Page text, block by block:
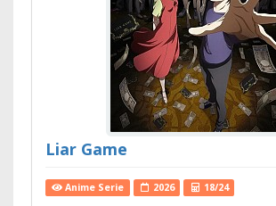
Liar Game
Anime Serie 2026 18/24